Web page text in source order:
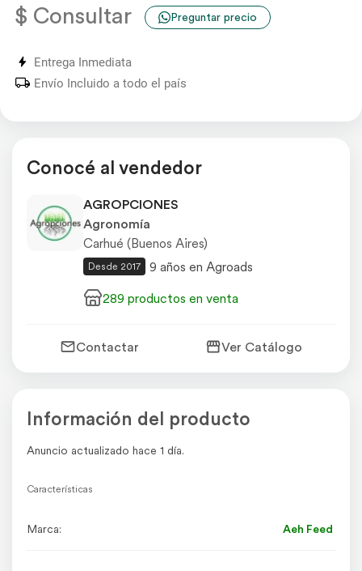
$ Consultar Preguntar precio
Entrega Inmediata
Envío Incluido a todo el país
Conocé al vendedor
AGROPCIONES
Agronomía
Carhué (Buenos Aires)
Desde 2017
9 años en Agroads
289 productos en venta
Contactar Ver Catálogo
Información del producto
Anuncio actualizado hace 1 día.
Características
Marca: Aeh Feed